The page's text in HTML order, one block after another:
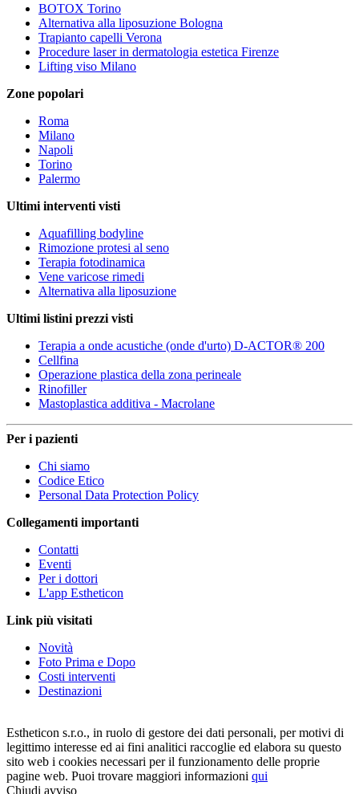
BOTOX Torino
Alternativa alla liposuzione Bologna
Trapianto capelli Verona
Procedure laser in dermatologia estetica Firenze
Lifting viso Milano
Zone popolari
Roma
Milano
Napoli
Torino
Palermo
Ultimi interventi visti
Aquafilling bodyline
Rimozione protesi al seno
Terapia fotodinamica
Vene varicose rimedi
Alternativa alla liposuzione
Ultimi listini prezzi visti
Terapia a onde acustiche (onde d'urto) D-ACTOR® 200
Cellfina
Operazione plastica della zona perineale
Rinofiller
Mastoplastica additiva - Macrolane
Per i pazienti
Chi siamo
Codice Etico
Personal Data Protection Policy
Collegamenti importanti
Contatti
Eventi
Per i dottori
L'app Estheticon
Link più visitati
Novità
Foto Prima e Dopo
Costi interventi
Destinazioni
Estheticon s.r.o., in ruolo di gestore dei dati personali, per motivi di
legittimo interesse ed ai fini analitici raccoglie ed elabora su questo
sito web i cookies necessari per il funzionamento delle proprie
pagine web. Puoi trovare maggiori informazioni qui
Chiudi avviso